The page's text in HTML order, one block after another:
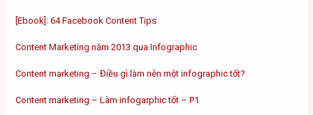
[Ebook]: 64 Facebook Content Tips
Content Marketing năm 2013 qua Infographic
Content marketing – Điều gì làm nên một infographic tốt?
Content marketing – Làm infogarphic tốt – P1